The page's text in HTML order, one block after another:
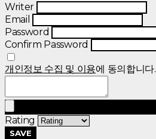
Writer
Email
Password
Confirm Password
개인정보 수집 및 이용에 동의합니다.
Rating
SAVE